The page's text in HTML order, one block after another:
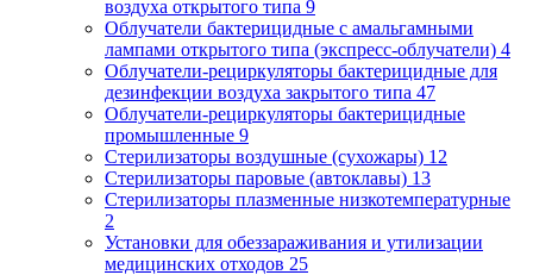
воздуха открытого типа 9
Облучатели бактерицидные с амальгамными
лампами открытого типа (экспресс-облучатели) 4
Облучатели-рециркуляторы бактерицидные для
дезинфекции воздуха закрытого типа 47
Облучатели-рециркуляторы бактерицидные
промышленные 9
Стерилизаторы воздушные (сухожары) 12
Стерилизаторы паровые (автоклавы) 13
Стерилизаторы плазменные низкотемпературные
2
Установки для обеззараживания и утилизации
медицинских отходов 25